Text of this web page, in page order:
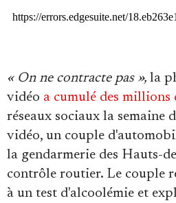
« On ne contracte pas », la
vidéo a cumulé des millions
réseaux sociaux la semaine
vidéo, un couple
la gendarmerie des Hauts-
contrôle routier. Le couple
à un test d'alcoolémie et